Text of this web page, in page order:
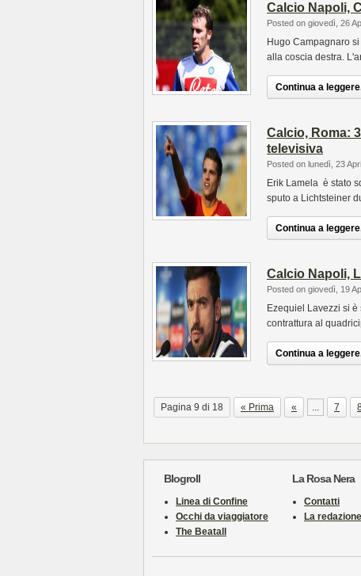
Calcio Napoli,
Posted on giovedì, 26
Hugo Campagnaro
alla coscia destra.
Continua a
Calcio, Roma:
televisiva
Posted on lunedì, 23
Erik Lamela è stato
sputo a Lichtsteiner
Continua a
Calcio Napoli,
Posted on giovedì, 19
Ezequiel Lavezzi si
contrattura al
Continua a
Pagina 9 di 18 « Prima « ... 7
Blogroll
Linea di Confine
Occhi da viaggiatore
The Beatall
La Rosa Nera
Contatti
La redazione